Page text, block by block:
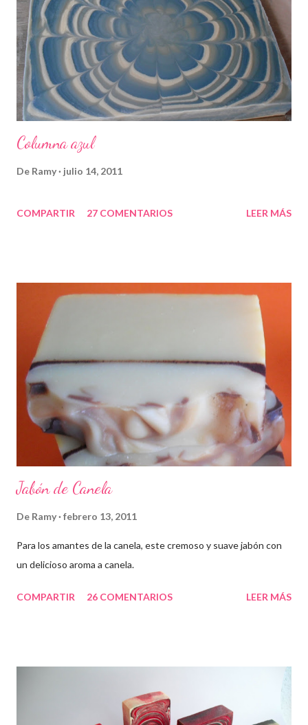
Columna azul
De Ramy julio 14, 2011
COMPARTIR 27 COMENTARIOS LEER MÁS
Jabón de Canela
De Ramy febrero 13, 2011
Para los amantes de la canela, este cremoso y suave jabón con
un delicioso aroma a canela.
COMPARTIR 26 COMENTARIOS LEER MÁS